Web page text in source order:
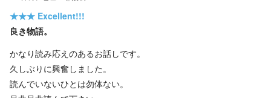
★★★ Excellent!!!
良き物語。
かなり読み応えのあるお話しです。
久しぶりに興奮しました。
読んでいないひとは勿体ない。